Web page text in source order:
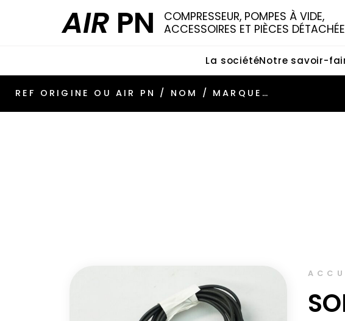
AIR PN
COMPRESSEUR, POMPES À VIDE,
ACCESSOIRES ET PIÈCES
La sociétéNotre savoir-